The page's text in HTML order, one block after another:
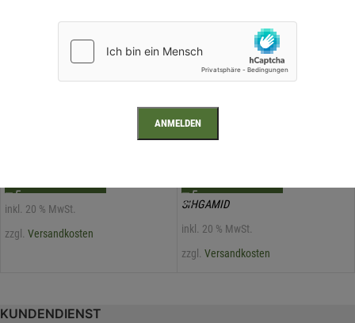
Sihga GleitFix AE 22, 24 Stück
inkl. 20 % MwSt.
zzgl. Versandkosten
Sihga GleitFix GF 22, 50 Stück
SIHGAMID
inkl. 20 % MwSt.
zzgl. Versandkosten
KUNDENDIENST